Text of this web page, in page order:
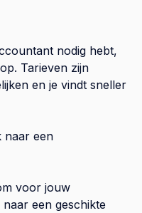
nodig hebt,
Tarieven zijn
en je vindt sneller
naar een
voor jouw
een geschikte